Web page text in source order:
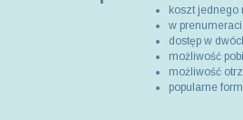
koszt jednego
w
dostęp w
możliwość
możliwość
popularne